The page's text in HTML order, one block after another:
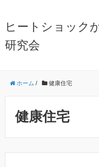
ヒートショック
研究会
ホーム / 健康住宅
健康住宅